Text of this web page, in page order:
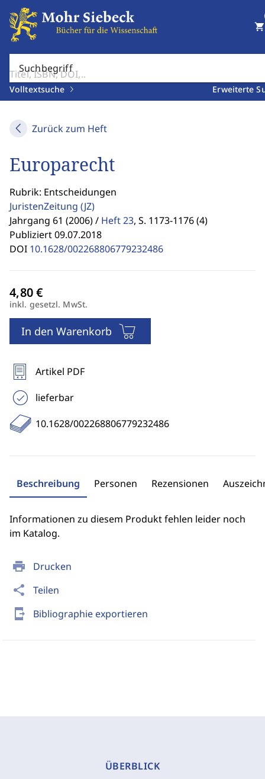
Suchbegriff
Volltextsuche Erweiterte
shopping_cart
Zurück zum Heft
print Drucken
share Teilen
send_to_mobile Bibliographie exportieren
Europarecht
Rubrik: Entscheidungen
JuristenZeitung (JZ)
Jahrgang 61 (2006) / Heft 23, S. 1173-1176 (4)
Publiziert 09.07.2018
DOI 10.1628/002268806779232486
inkl. gesetzl. MwSt.
In den Warenkorb
Artikel PDF
lieferbar
10.1628/002268806779232486
Beschreibung Personen Rezensionen
Informationen zu diesem Produkt fehlen leider noch
im Katalog.
ÜBERBLICK